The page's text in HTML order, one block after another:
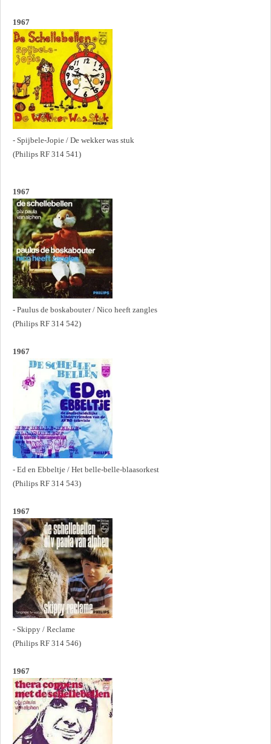
1967
- Spijbele-Jopie / De wekker was stuk
(Philips RF 314 541)
1967
- Paulus de boskabouter / Nico heeft zangles
(Philips RF 314 542)
1967
- Ed en Ebbeltje / Het belle-belle-blaasorkest
(Philips RF 314 543)
1967
- Skippy / Reclame
(Philips RF 314 546)
1967